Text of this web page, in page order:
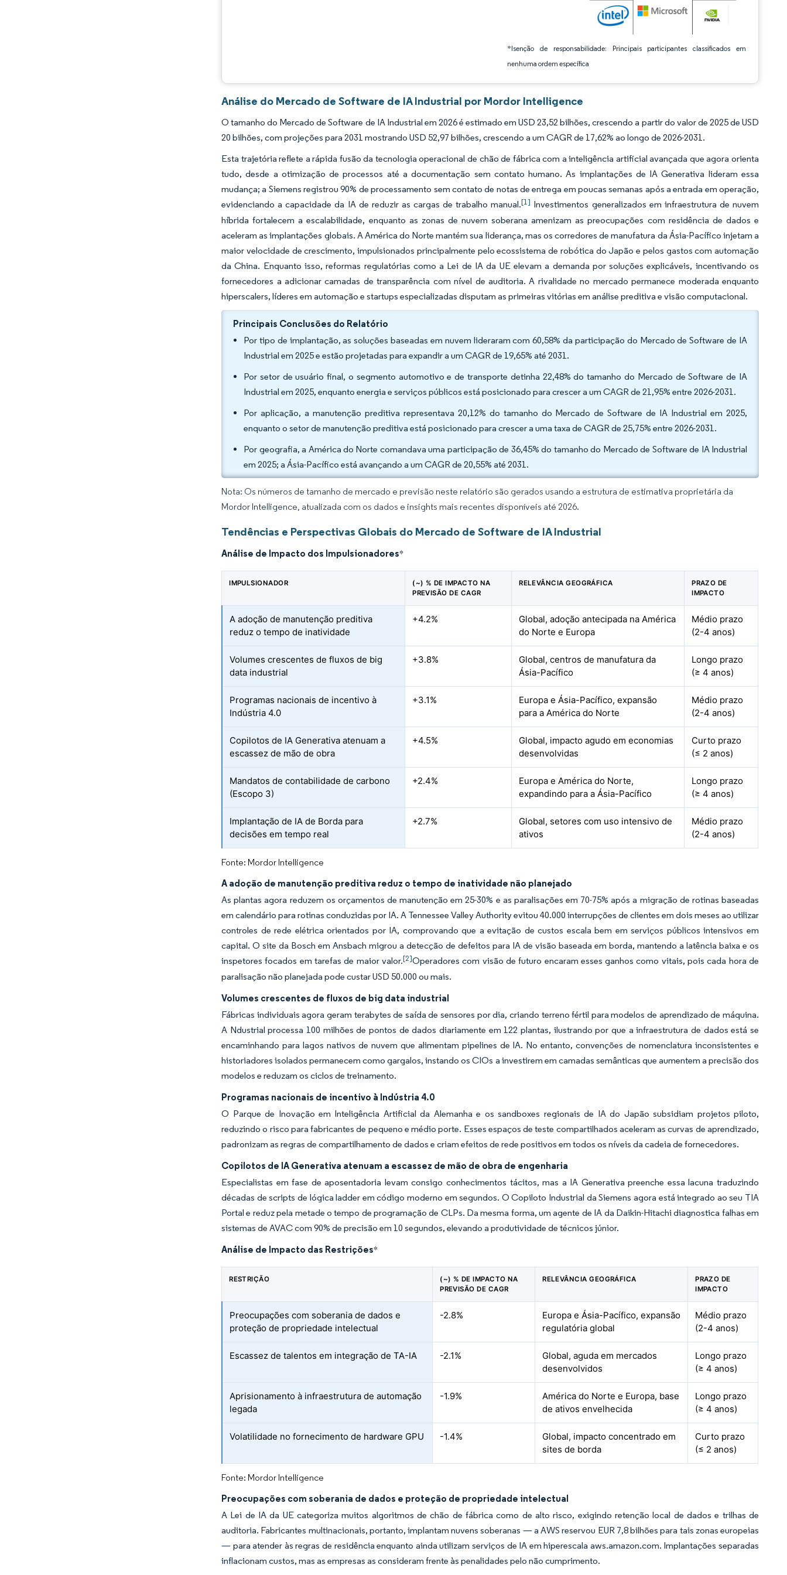
*Isenção de responsabilidade: Principais participantes classificados em
nenhuma ordem específica
Análise do Mercado de Software de IA Industrial por Mordor Intelligence
O tamanho do Mercado de Software de IA Industrial em 2026 é estimado em USD 23,52 bilhões, crescendo a partir do valor de 2025 de USD
20 bilhões, com projeções para 2031 mostrando USD 52,97 bilhões, crescendo a um CAGR de 17,62% ao longo de 2026-2031.
Esta trajetória reflete a rápida fusão da tecnologia operacional de chão de fábrica com a inteligência artificial avançada que agora orienta
tudo, desde a otimização de processos até a documentação sem contato humano. As implantações de IA Generativa lideram essa
mudança; a Siemens registrou 90% de processamento sem contato de notas de entrega em poucas semanas após a entrada em operação,
evidenciando a capacidade da IA de reduzir as cargas de trabalho manual.[1] Investimentos generalizados em infraestrutura de nuvem
híbrida fortalecem a escalabilidade, enquanto as zonas de nuvem soberana amenizam as preocupações com residência de dados e
aceleram as implantações globais. A América do Norte mantém sua liderança, mas os corredores de manufatura da Ásia-Pacífico injetam a
maior velocidade de crescimento, impulsionados principalmente pelo ecossistema de robótica do Japão e pelos gastos com automação
da China. Enquanto isso, reformas regulatórias como a Lei de IA da UE elevam a demanda por soluções explicáveis, incentivando os
fornecedores a adicionar camadas de transparência com nível de auditoria. A rivalidade no mercado permanece moderada enquanto
hiperscalers, líderes em automação e startups especializadas disputam as primeiras vitórias em análise preditiva e visão computacional.
Principais Conclusões do Relatório
Por tipo de implantação, as soluções baseadas em nuvem lideraram com 60,58% da participação do Mercado de Software de IA
Industrial em 2025 e estão projetadas para expandir a um CAGR de 19,65% até 2031.
Por setor de usuário final, o segmento automotivo e de transporte detinha 22,48% do tamanho do Mercado de Software de IA
Industrial em 2025, enquanto energia e serviços públicos está posicionado para crescer a um CAGR de 21,95% entre 2026-2031.
Por aplicação, a manutenção preditiva representava 20,12% do tamanho do Mercado de Software de IA Industrial em 2025,
enquanto o setor de manutenção preditiva está posicionado para crescer a uma taxa de CAGR de 25,75% entre 2026-2031.
Por geografia, a América do Norte comandava uma participação de 36,45% do tamanho do Mercado de Software de IA Industrial
em 2025; a Ásia-Pacífico está avançando a um CAGR de 20,55% até 2031.
Nota: Os números de tamanho de mercado e previsão neste relatório são gerados usando a estrutura de estimativa proprietária da
Mordor Intelligence, atualizada com os dados e insights mais recentes disponíveis até 2026.
Tendências e Perspectivas Globais do Mercado de Software de IA Industrial
Análise de Impacto dos Impulsionadores*
IMPULSIONADOR
(~) % DE IMPACTO NA
PREVISÃO DE CAGR
RELEVÂNCIA GEOGRÁFICA
PRAZO DE
IMPACTO
A adoção de manutenção preditiva
reduz o tempo de inatividade
+4.2%
Global, adoção antecipada na América
do Norte e Europa
Médio prazo
(2-4 anos)
Volumes crescentes de fluxos de big
data industrial
+3.8%
Global, centros de manufatura da
Ásia-Pacífico
Longo prazo
(≥ 4 anos)
Programas nacionais de incentivo à
Indústria 4.0
+3.1%
Europa e Ásia-Pacífico, expansão
para a América do Norte
Médio prazo
(2-4 anos)
Copilotos de IA Generativa atenuam a
escassez de mão de obra
+4.5%
Global, impacto agudo em economias
desenvolvidas
Curto prazo
(≤ 2 anos)
Mandatos de contabilidade de carbono
(Escopo 3)
+2.4%
Europa e América do Norte,
expandindo para a Ásia-Pacífico
Longo prazo
(≥ 4 anos)
Implantação de IA de Borda para
decisões em tempo real
+2.7%
Global, setores com uso intensivo de
ativos
Médio prazo
(2-4 anos)
Fonte: Mordor Intelligence
A adoção de manutenção preditiva reduz o tempo de inatividade não planejado
As plantas agora reduzem os orçamentos de manutenção em 25-30% e as paralisações em 70-75% após a migração de rotinas baseadas
em calendário para rotinas conduzidas por IA. A Tennessee Valley Authority evitou 40.000 interrupções de clientes em dois meses ao utilizar
controles de rede elétrica orientados por IA, comprovando que a evitação de custos escala bem em serviços públicos intensivos em
capital. O site da Bosch em Ansbach migrou a detecção de defeitos para IA de visão baseada em borda, mantendo a latência baixa e os
inspetores focados em tarefas de maior valor.[2]Operadores com visão de futuro encaram esses ganhos como vitais, pois cada hora de
paralisação não planejada pode custar USD 50.000 ou mais.
Volumes crescentes de fluxos de big data industrial
Fábricas individuais agora geram terabytes de saída de sensores por dia, criando terreno fértil para modelos de aprendizado de máquina.
A Ndustrial processa 100 milhões de pontos de dados diariamente em 122 plantas, ilustrando por que a infraestrutura de dados está se
encaminhando para lagos nativos de nuvem que alimentam pipelines de IA. No entanto, convenções de nomenclatura inconsistentes e
historiadores isolados permanecem como gargalos, instando os CIOs a investirem em camadas semânticas que aumentem a precisão dos
modelos e reduzam os ciclos de treinamento.
Programas nacionais de incentivo à Indústria 4.0
O Parque de Inovação em Inteligência Artificial da Alemanha e os sandboxes regionais de IA do Japão subsidiam projetos piloto,
reduzindo o risco para fabricantes de pequeno e médio porte. Esses espaços de teste compartilhados aceleram as curvas de aprendizado,
padronizam as regras de compartilhamento de dados e criam efeitos de rede positivos em todos os níveis da cadeia de fornecedores.
Copilotos de IA Generativa atenuam a escassez de mão de obra de engenharia
Especialistas em fase de aposentadoria levam consigo conhecimentos tácitos, mas a IA Generativa preenche essa lacuna traduzindo
décadas de scripts de lógica ladder em código moderno em segundos. O Copiloto Industrial da Siemens agora está integrado ao seu TIA
Portal e reduz pela metade o tempo de programação de CLPs. Da mesma forma, um agente de IA da Daikin-Hitachi diagnostica falhas em
sistemas de AVAC com 90% de precisão em 10 segundos, elevando a produtividade de técnicos júnior.
Análise de Impacto das Restrições*
RESTRIÇÃO
(~) % DE IMPACTO NA
PREVISÃO DE CAGR
RELEVÂNCIA GEOGRÁFICA
PRAZO DE
IMPACTO
Preocupações com soberania de dados e
proteção de propriedade intelectual
-2.8%
Europa e Ásia-Pacífico, expansão
regulatória global
Médio prazo
(2-4 anos)
Escassez de talentos em integração de TA-IA -2.1%
Global, aguda em mercados
desenvolvidos
Longo prazo
(≥ 4 anos)
Aprisionamento à infraestrutura de automação
legada
-1.9%
América do Norte e Europa, base
de ativos envelhecida
Longo prazo
(≥ 4 anos)
Volatilidade no fornecimento de hardware GPU -1.4%
Global, impacto concentrado em
sites de borda
Curto prazo
(≤ 2 anos)
Fonte: Mordor Intelligence
Preocupações com soberania de dados e proteção de propriedade intelectual
A Lei de IA da UE categoriza muitos algoritmos de chão de fábrica como de alto risco, exigindo retenção local de dados e trilhas de
auditoria. Fabricantes multinacionais, portanto, implantam nuvens soberanas — a AWS reservou EUR 7,8 bilhões para tais zonas europeias
— para atender às regras de residência enquanto ainda utilizam serviços de IA em hiperescala aws.amazon.com. Implantações separadas
inflacionam custos, mas as empresas as consideram frente às penalidades pelo não cumprimento.